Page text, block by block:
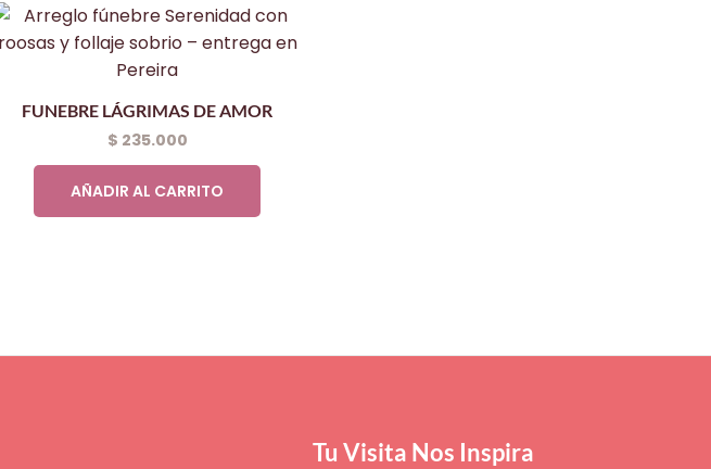
FUNEBRE LÁGRIMAS DE AMOR
$ 235.000
AÑADIR AL CARRITO
Tu Visita Nos Inspira